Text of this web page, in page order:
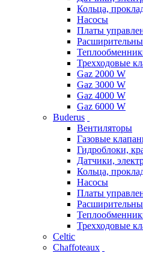
Кольца,
Насосы
Платы
Трехходовые
Gaz 2000 W
Gaz 3000 W
Gaz 4000 W
Gaz 6000 W
Buderus
Вентиляторы
Газовые
Гидроблоки,
Датчики,
Кольца,
Насосы
Платы
Трехходовые
Celtic
Chaffoteaux